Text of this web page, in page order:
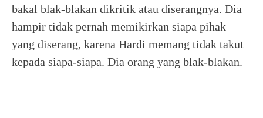
bakal blak-blakan dikritik atau diserangnya. Dia
hampir tidak pernah memikirkan siapa pihak
yang diserang, karena Hardi memang tidak takut
kepada siapa-siapa. Dia orang yang blak-blakan.